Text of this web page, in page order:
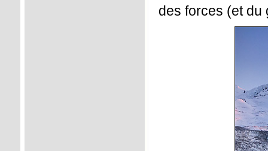
des forces (et